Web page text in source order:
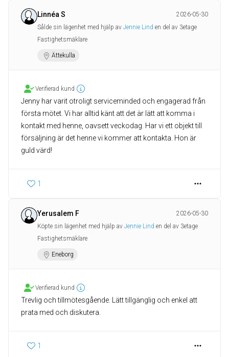
Linnéa S
2026-05-30
Sålde sin lägenhet med hjälp av Jennie Lind en del av 3etage
Fastighetsmäklare
Ättekulla
Verifierad kund
Jenny har varit otroligt serviceminded och engagerad från
första mötet. Vi har alltid känt att det är lätt att komma i
kontakt med henne, oavsett veckodag. Har vi ett objekt till
försäljning är det henne vi kommer att kontakta. Hon är
guld värd!
1
Yerusalem F
2026-05-30
Köpte sin lägenhet med hjälp av Jennie Lind en del av 3etage
Fastighetsmäklare
Eneborg
Verifierad kund
Trevlig och tillmötesgående. Lätt tillgänglig och enkel att
prata med och diskutera.
1